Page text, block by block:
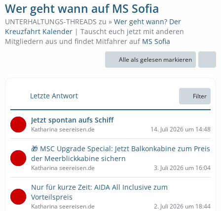
Wer geht wann auf MS Sofia
UNTERHALTUNGS-THREADS zu » Wer geht wann? Der
Kreuzfahrt Kalender | Tauscht euch jetzt mit anderen
Mitgliedern aus und findet Mitfahrer auf MS Sofia
Alle als gelesen markieren
Letzte Antwort Filter
Jetzt spontan aufs Schiff
Katharina seereisen.de 14. Juli 2026 um 14:48
🎁 MSC Upgrade Special: Jetzt Balkonkabine zum Preis
der Meerblickkabine sichern
Katharina seereisen.de 3. Juli 2026 um 16:04
Nur für kurze Zeit: AIDA All Inclusive zum
Vorteilspreis
Katharina seereisen.de 2. Juli 2026 um 18:44